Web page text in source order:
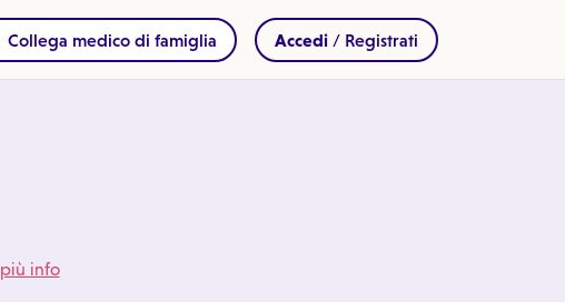
Collega medico di famiglia Accedi / Registrati
più info